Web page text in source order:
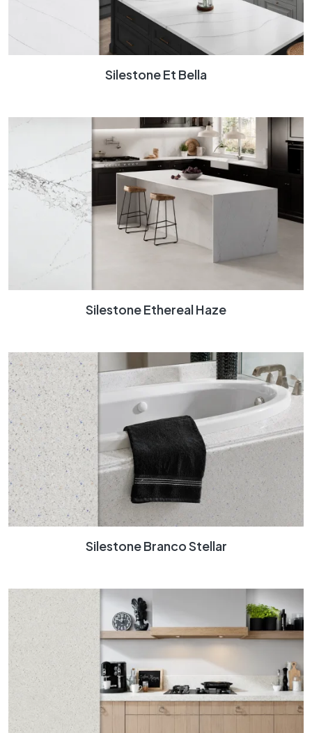
Silestone Et Bella
Silestone Ethereal Haze
Silestone Branco Stellar